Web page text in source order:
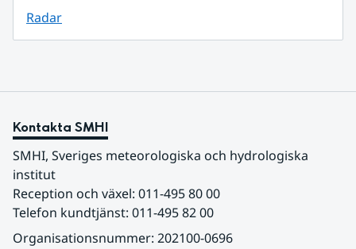
Radar
Kontakta SMHI
SMHI, Sveriges meteorologiska och hydrologiska
institut
Reception och växel: 011-495 80 00
Telefon kundtjänst: 011-495 82 00
Organisationsnummer: 202100-0696